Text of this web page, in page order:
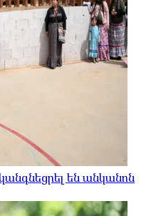
են անկանոն